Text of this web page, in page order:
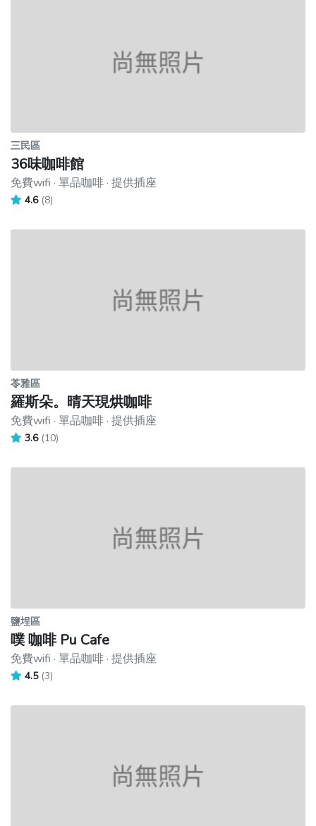
三民區
36味咖啡館
免費wifi · 單品咖啡 · 提供插座
4.6 (8)
苓雅區
羅斯朵。晴天現烘咖啡
免費wifi · 單品咖啡 · 提供插座
3.6 (10)
鹽埕區
噗 咖啡 Pu Cafe
免費wifi · 單品咖啡 · 提供插座
4.5 (3)